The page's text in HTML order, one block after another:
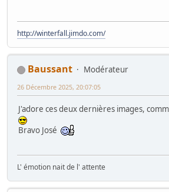
http://winterfall.jimdo.com/
Baussant
Modérateur
26 Décembre 2025, 20:07:05
J'adore ces deux dernières images,
Bravo José
L' émotion nait de l' attente